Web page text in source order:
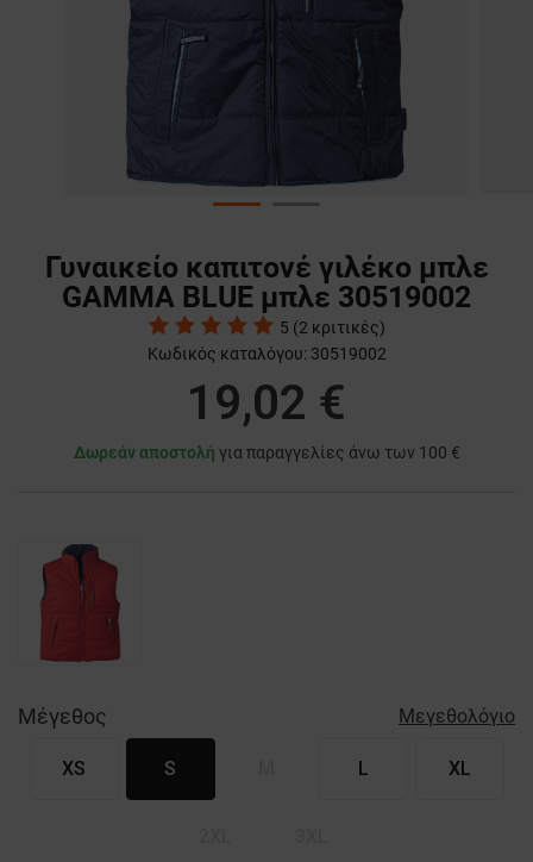
Γυναικείο καπιτονέ γιλέκο μπλε
GAMMA BLUE μπλε 30519002
5 (2 κριτικές)
Κωδικός καταλόγου: 30519002
19,02 €
Δωρεάν αποστολή για παραγγελίες άνω των 100 €
Μέγεθος Μεγεθολόγιο
XS S L XL